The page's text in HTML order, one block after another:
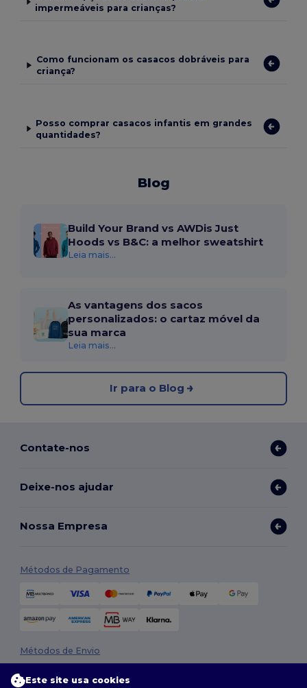
impermeáveis para crianças?
Como funcionam os casacos dobráveis para
criança?
Posso comprar casacos infantis em grandes
quantidades?
Blog
Build Your Brand vs AWDis Just
Hoods vs B&C: a melhor sweatshirt
Leia mais...
As vantagens dos sacos
personalizados: o cartaz móvel da
sua marca
Leia mais...
Ir para o Blog
Contate-nos
Deixe-nos ajudar
Nossa Empresa
Métodos de Pagamento
Métodos de Envio
Este site usa cookies